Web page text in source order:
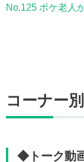
No.125 ボケ老人
コーナー別
◆トーク動